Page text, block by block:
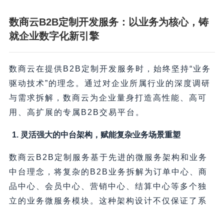
数商云B2B定制开发服务：以业务为核心，铸
就企业数字化新引擎
数商云在提供B2B定制开发服务时，始终坚持“业务
驱动技术”的理念。通过对企业所属行业的深度调研
与需求拆解，数商云为企业量身打造高性能、高可
用、高扩展的专属B2B交易平台。
1. 灵活强大的中台架构，赋能复杂业务场景重塑
数商云B2B定制服务基于先进的微服务架构和业务
中台理念，将复杂的B2B业务拆解为订单中心、商
品中心、会员中心、营销中心、结算中心等多个独
立的业务微服务模块。这种架构设计不仅保证了系